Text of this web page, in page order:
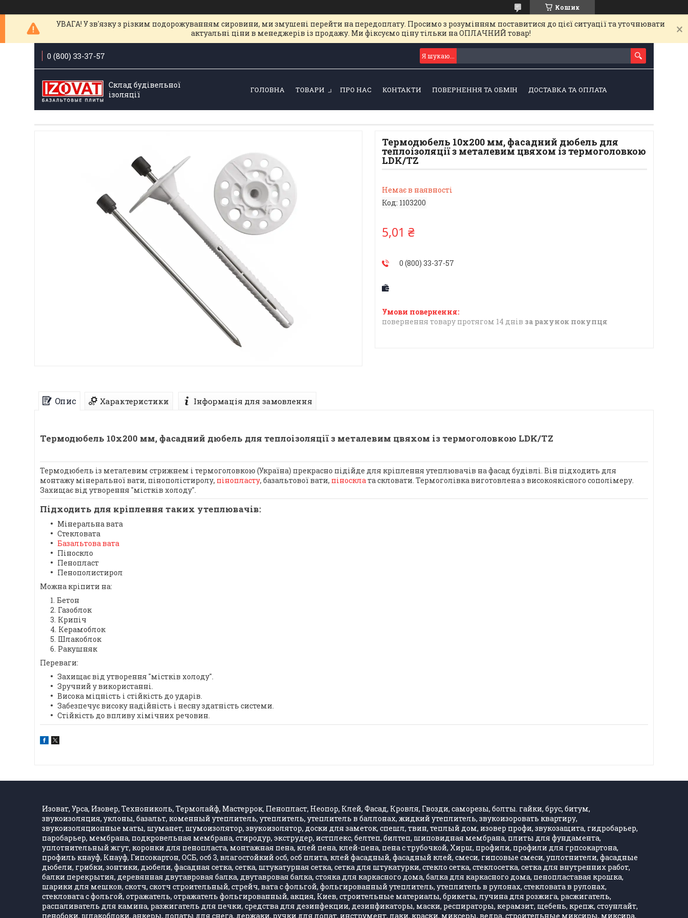
Кошик
УВАГА! У зв'язку з різким подорожуванням сировини, ми змушені перейти на передоплату. Просимо з розумінням поставитися до цієї ситуації та уточнювати
актуальні ціни в менеджерів із продажу. Ми фіксуємо ціну тільки на ОПЛАЧНИЙ товар!
0 (800) 33-37-57
Склад будівельної
ізоляції
ГОЛОВНА ТОВАРИ ПРО НАС КОНТАКТИ ПОВЕРНЕННЯ ТА ОБМІН ДОСТАВКА ТА ОПЛАТА
Термодюбель 10х200 мм, фасадний дюбель для
теплоізоляції з металевим цвяхом із термоголовкою
LDK/TZ
Немає в наявності
Код: 1103200
5,01 ₴
0 (800) 33-37-57
повернення товару протягом 14 днів за рахунок покупця
Опис Характеристики Інформація для замовлення
Термодюбель 10х200 мм, фасадний дюбель для теплоізоляції з металевим цвяхом із термоголовкою LDK/TZ
Термодюбель із металевим стрижнем і термоголовкою (Україна) прекрасно підійде для кріплення утеплювачів на фасад будівлі. Він підходить для
монтажу мінеральної вати, пінополістиролу, пінопласту, базальтової вати, піносклата скловати. Термоголівка виготовлена з високоякісного сополімеру.
Захищає від утворення "містків холоду".
Підходить для кріплення таких утеплювачів:
Мінеральна вата
Стекловата
Базальтова вата
Піноскло
Пенопласт
Пенополистирол
Можна кріпити на:
Бетон
Газоблок
Крипіч
Керамоблок
Шлакоблок
Ракушняк
Переваги:
Захищає від утворення "містків холоду".
Зручний у використанні.
Висока міцність і стійкість до ударів.
Забезпечує високу надійність і несну здатність системи.
Стійкість до впливу хімічних речовин.
Изоват, Урса, Изовер, Технониколь, Термолайф, Мастеррок, Пенопласт, Неопор, Клей, Фасад, Кровля, Гвозди, саморезы, болты. гайки, брус, битум,
звукоизоляция, уклоны, базальт, коменный утеплитель, утеплитель, утеплитель в баллонах, жидкий утеплитель, звукоизоровать квартиру,
звукоизоляционные маты, шуманет, шумоизолятор, звукоизолятор, доски для заметок, спешл, твин, теплый дом, изовер профи, звукозащита, гидробарьер,
паробарьер, мембрана, подкровельная мембрана, стиродур, экструдер, истплекс, белтеп, билтеп, шиповидная мембрана, плиты для фундамента,
уплотнительный жгут, коронки для пенопласта, монтажная пена, клей пена, клей-пена, пена с трубочкой, Хирш, профили, профили для грпсокартона,
профиль кнауф, Кнауф, Гипсокартон, ОСБ, осб 3, влагостойкий осб, осб плита, клей фасадный, фасадный клей, смеси, гипсовые смеси, уплотнители, фасадные
дюбели, грибки, зонтики, дюбели, фасадная сетка, сетка, штукатурная сетка, сетка для штукатурки, стекло сетка, стеклосетка, сетка для внутренних работ,
балки перекрытия, деревянная двутавровая балка, двутавровая балка, стояка для каркасного дома, балка для каркасного дома, пенопластавая крошка,
шарики для мешков, скотч, скотч строительный, стрейч, вата с фольгой, фольгированный утеплитель, утеплитель в рулонах, стекловата в рулонах,
стекловата с фольгой, отражатель, отражатель фольгированный, акция, Киев, строительные материалы, брикеты, лучина для розжига, расжигатель,
распаливатель для камина, разжигатель для печки, средства для дезинфекции, дезинфикаторы, маски, респираторы, керамзит, щебень, крепж, стоунлайт,
пенобоки, шлакоблоки, анкеры, лопаты для снега, держаки, ручки для лопат, инструмент, лаки, краски, миксеры, ведра, строительные миксиры, миксира,